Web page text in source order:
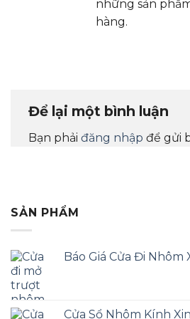
những sản
hàng.
Để lại một bình luận
Bạn phải đăng nhập để gửi
SẢN PHẨM
Báo Giá Cửa Đi Nhôm
Cửa Sổ Nhôm Kính